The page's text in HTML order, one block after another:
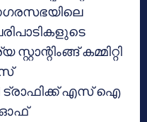
കമ്മിറ്റി
ട്രാഫിക്ക് എസ് ഐ
ഓഫ്